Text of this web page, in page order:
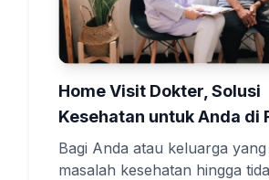
Home Visit Dokter, Solusi
Kesehatan untuk Anda di
Bagi Anda atau keluarga yang
masalah kesehatan hingga